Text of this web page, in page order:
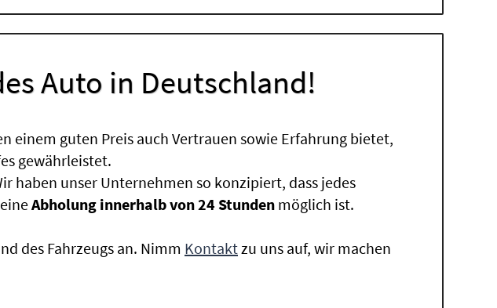
Auto in Deutschland!
einem guten Preis auch Vertrauen sowie Erfahrung bietet,
gewährleistet.
haben unser Unternehmen so konzipiert, dass jedes
Abholung innerhalb von 24 Stunden möglich ist.
des Fahrzeugs an. Nimm Kontaktzu uns auf, wir machen